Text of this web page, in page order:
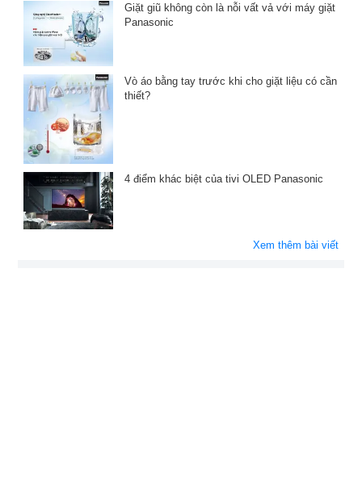
Giặt giũ không còn là nỗi vất vả với máy giặt
Panasonic
Vò áo bằng tay trước khi cho giặt liệu có cần
thiết?
4 điểm khác biệt của tivi OLED Panasonic
Xem thêm bài viết